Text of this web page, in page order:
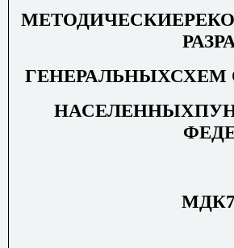
ГЕНЕРАЛЬНЫХСХЕМ